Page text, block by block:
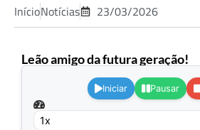
InícioNotícias 23/03/2026
Leão amigo da futura geração!
Iniciar Pausar